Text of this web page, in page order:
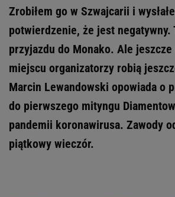
Zrobiłem go w Szwajcarii i
potwierdzenie, że jest negatywny.
przyjazdu do Monako. Ale
miejscu organizatorzy robią
Marcin Lewandowski opowiada o
do pierwszego mityngu
pandemii koronawirusa. Zawody
piątkowy wieczór.